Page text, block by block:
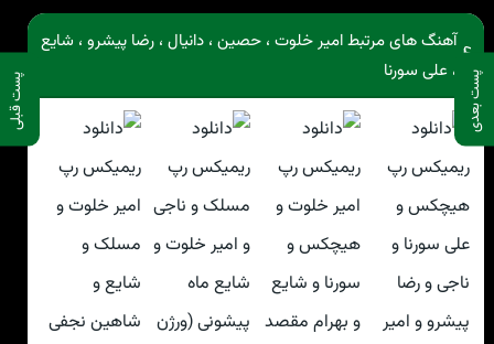
پست بعدی پست قبلی
آهنگ های مرتبط امیر خلوت ، حصین ، دانیال ، رضا پیشرو ، شایع
، علی سورنا